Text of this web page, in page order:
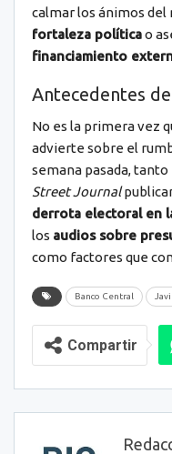
calmar los ánimos del
fortaleza políticao
financiamiento
Antecedentes
No es la primera vez
advierte sobre el
semana pasada, tanto
Street Journal
derrota electoral en
los audios sobre
como factores que
Banco Central
Compartir